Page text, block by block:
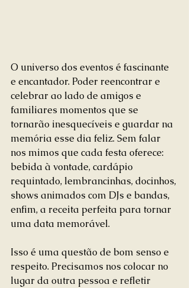
O universo dos eventos é fascinante
e encantador. Poder reencontrar e
celebrar ao lado de amigos e
familiares momentos que se
tornarão inesquecíveis e guardar na
memória esse dia feliz. Sem falar
nos mimos que cada festa oferece:
bebida à vontade, cardápio
requintado, lembrancinhas, docinhos,
shows animados com DJs e bandas,
enfim, a receita perfeita para tornar
uma data memorável.
Isso é uma questão de bom senso e
respeito. Precisamos nos colocar no
lugar da outra pessoa e refletir